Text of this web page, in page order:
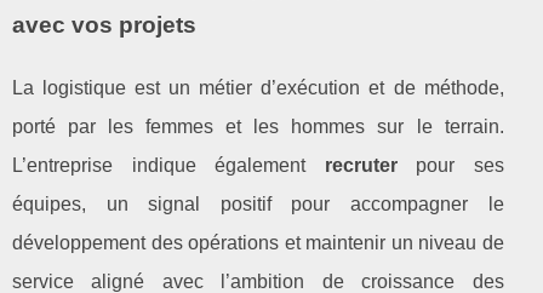
avec vos projets
La logistique est un métier d’exécution et de méthode,
porté par les femmes et les hommes sur le terrain.
L’entreprise indique également recruterpour ses
équipes, un signal positif pour accompagner le
développement des opérations et maintenir un niveau de
service aligné avec l’ambition de croissance des